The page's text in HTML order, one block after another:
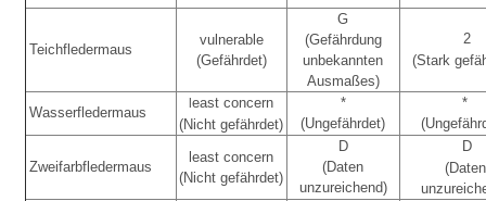
Teichfledermaus
vulnerable
(Gefährdet)
G
(Gefährdung
unbekannten
Ausmaßes)
2
(Stark
Wasserfledermaus
least concern
(Nicht gefährdet)
*
(Ungefährdet)
*
Zweifarbfledermaus
least concern
(Nicht gefährdet)
D
(Daten
unzureichend)
D
(Daten